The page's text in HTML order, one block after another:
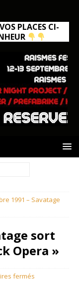
PLACES CI-
1991 – Savatage
sort
Opera »
fermés